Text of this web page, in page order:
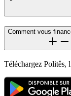
Comment vous
Téléchargez Politês,